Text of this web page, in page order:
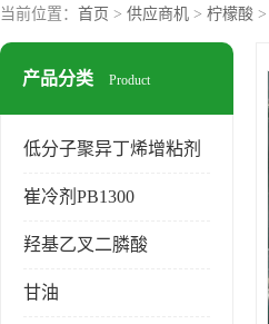
当前位置： 首页 > 供应商机 > 柠檬酸
产品分类 Product
低分子聚异丁烯增粘剂
崔冷剂PB1300
羟基乙叉二膦酸
甘油